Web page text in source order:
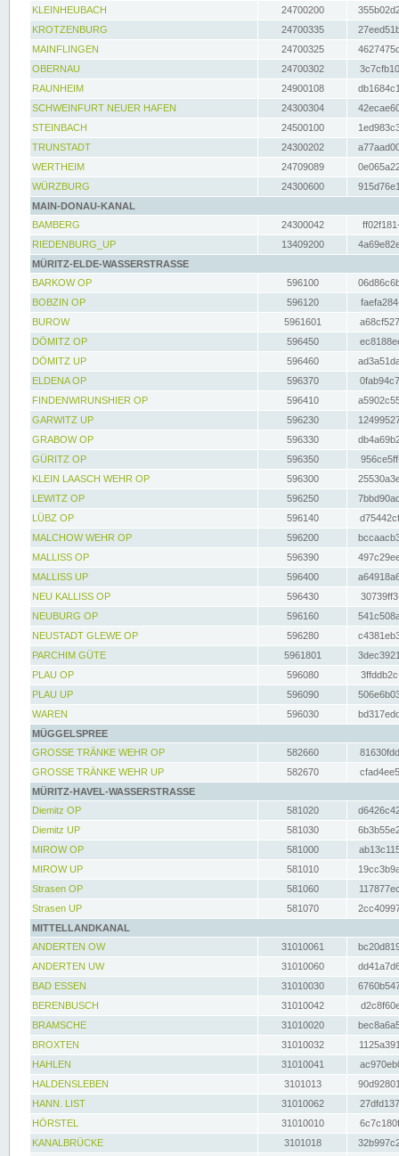
KLEINHEUBACH 24700200
KROTZENBURG
24700335
MAINFLINGEN
24700325
OBERNAU
24700302
RAUNHEIM
24900108
SCHWEINFURT NEUER HAFEN
24300304
STEINBACH
24500100
TRUNSTADT
24300202
WERTHEIM
24709089
WÜRZBURG
24300600
MAIN-DONAU-KANAL
BAMBERG
24300042
RIEDENBURG_UP
13409200
MÜRITZ-ELDE-WASSERSTRASSE
BARKOW OP
596100
BOBZIN OP
596120
BUROW
5961601
DÖMITZ OP
596450
DÖMITZ UP
596460
ELDENA OP
596370
FINDENWIRUNSHIER OP
596410
GARWITZ UP
596230
GRABOW OP
596330
GÜRITZ OP
596350
KLEIN LAASCH WEHR OP
596300
LEWITZ OP
596250
LÜBZ OP
596140
MALCHOW WEHR OP
596200
MALLISS OP
596390
MALLISS UP
596400
NEU KALLISS OP
596430
NEUBURG OP
596160
NEUSTADT GLEWE OP
596280
PARCHIM GÜTE
5961801
PLAU OP
596080
PLAU UP
596090
WAREN
596030
MÜGGELSPREE
GROSSE TRÄNKE WEHR OP
582660
GROSSE TRÄNKE WEHR UP
582670
MÜRITZ-HAVEL-WASSERSTRASSE
Diemitz OP
581020
Diemitz UP
581030
MIROW OP
581000
MIROW UP
581010
Strasen OP
581060
Strasen UP
581070
MITTELLANDKANAL
ANDERTEN OW
31010061
ANDERTEN UW
31010060
BAD ESSEN
31010030
BERENBUSCH
31010042
BRAMSCHE
31010020
BROXTEN
31010032
HAHLEN
31010041
HALDENSLEBEN
3101013
HANN. LIST
31010062
HÖRSTEL
31010010
KANALBRÜCKE
3101018